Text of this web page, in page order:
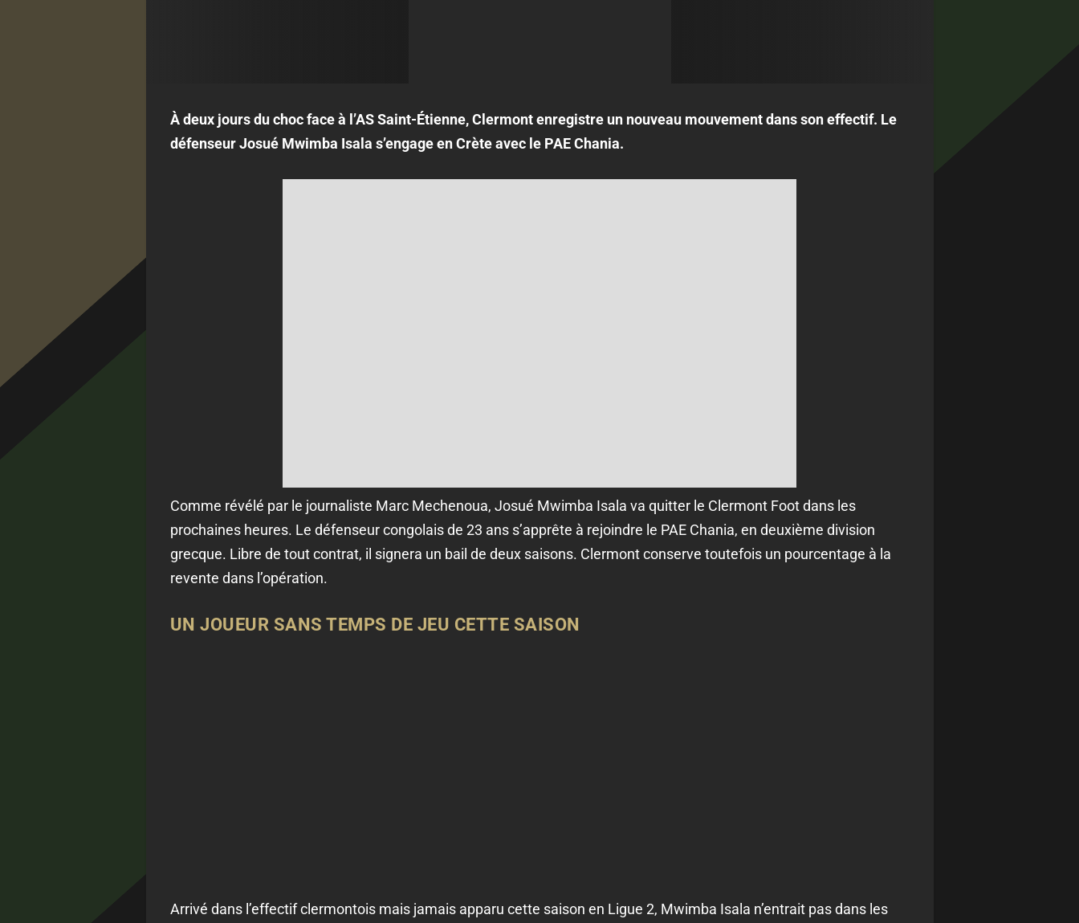
À deux jours du choc face à l’AS Saint-Étienne, Clermont enregistre un nouveau mouvement dans son effectif. Le
défenseur Josué Mwimba Isala s’engage en Crète avec le PAE Chania.
Comme révélé par le journaliste Marc Mechenoua, Josué Mwimba Isala va quitter le Clermont Foot dans les
prochaines heures. Le défenseur congolais de 23 ans s’apprête à rejoindre le PAE Chania, en deuxième division
grecque. Libre de tout contrat, il signera un bail de deux saisons. Clermont conserve toutefois un pourcentage à la
revente dans l’opération.
UN JOUEUR SANS TEMPS DE JEU CETTE SAISON
Arrivé dans l’effectif clermontois mais jamais apparu cette saison en Ligue 2, Mwimba Isala n’entrait pas dans les